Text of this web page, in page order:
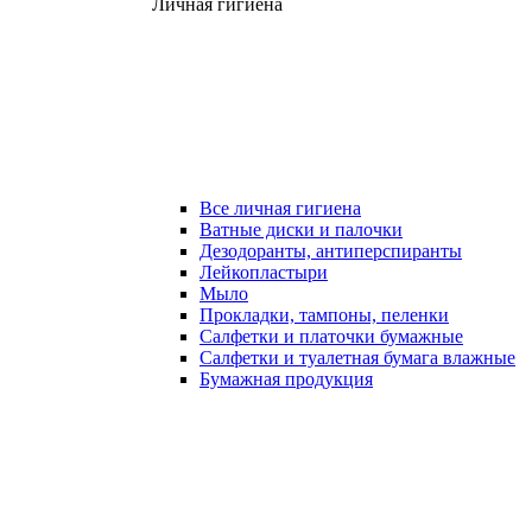
Личная гигиена
Все личная гигиена
Ватные диски и палочки
Дезодоранты, антиперспиранты
Лейкопластыри
Мыло
Прокладки, тампоны, пеленки
Салфетки и платочки бумажные
Салфетки и туалетная бумага влажные
Бумажная продукция